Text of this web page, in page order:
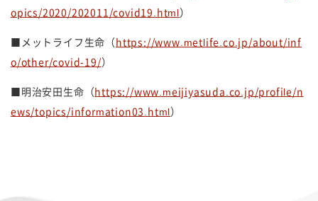
opics/2020/202011/covid19.html）
■メットライフ生命（https://www.metlife.co.jp/about/inf
o/other/covid-19/）
■明治安田生命（https://www.meijiyasuda.co.jp/profile/n
ews/topics/information03.html）